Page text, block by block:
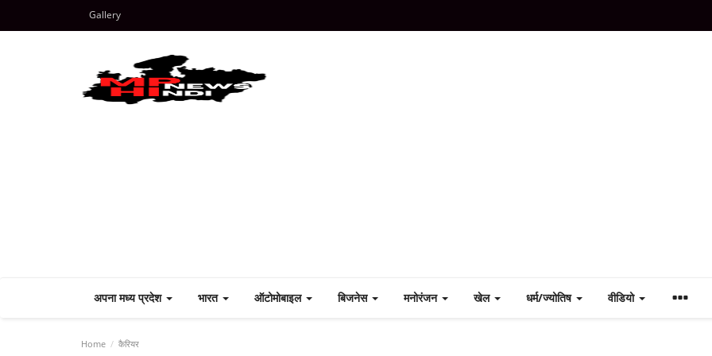
Gallery
अपना मध्य प्रदेश भारत ऑटोमोबाइल बिजनेस मनोरंजन खेल धर्म/ज्योतिष वीडियो
Home कैरियर